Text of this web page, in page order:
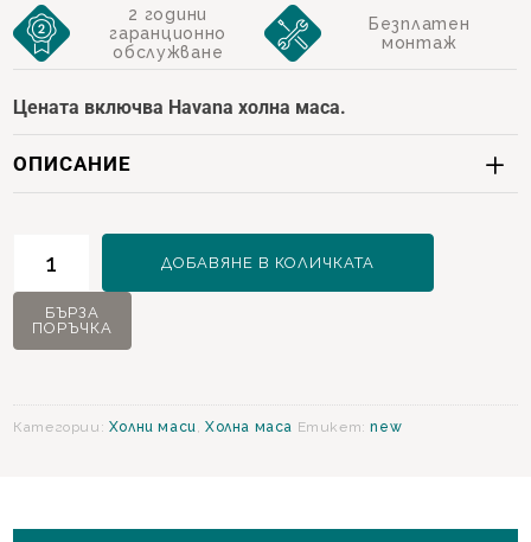
2 години
гаранционно
обслужване
Безплатен
монтаж
Цената включва Havana холна маса.
ОПИСАНИЕ
Havana
Холна
ДОБАВЯНЕ В КОЛИЧКАТА
БЪРЗА
ПОРЪЧКА
Категории: Холни маси,Холна маса Етикет:new